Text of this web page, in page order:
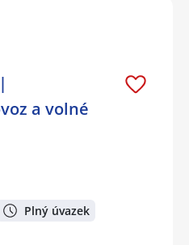
a volné
Plný úvazek